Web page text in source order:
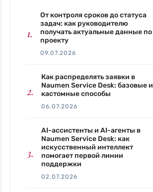
От контроля сроков до статуса
задач: как руководителю
получать актуальные данные по
проекту
09.07.2026
Как распределять заявки в
Naumen Service Desk: базовые и
кастомные способы
06.07.2026
AI-ассистенты и AI-агенты в
Naumen Service Desk: как
искусственный интеллект
помогает первой линии
поддержки
02.07.2026